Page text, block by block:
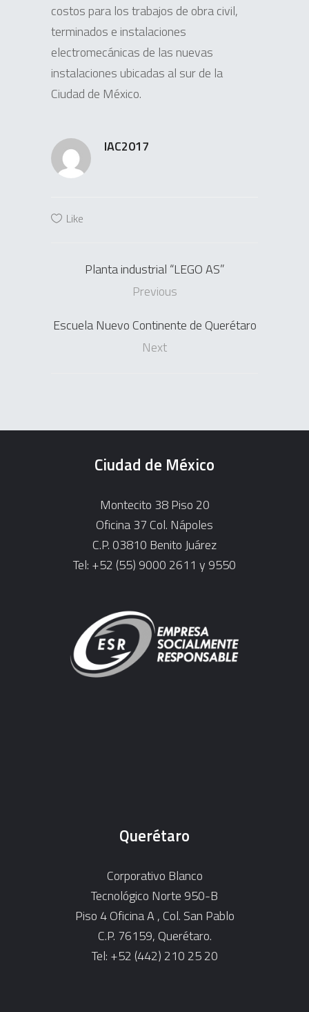
costos para los trabajos de obra civil,
terminados e instalaciones
electromecánicas de las nuevas
instalaciones ubicadas al sur de la
Ciudad de México.
IAC2017
Like
Planta industrial “LEGO AS”
Previous
Escuela Nuevo Continente de Querétaro
Next
Ciudad de México
Montecito 38 Piso 20
Oficina 37 Col. Nápoles
C.P. 03810 Benito Juárez
Tel: +52 (55) 9000 2611 y 9550
Querétaro
Corporativo Blanco
Tecnológico Norte 950-B
Piso 4 Oficina A , Col. San Pablo
C.P. 76159, Querétaro.
Tel: +52 (442) 210 25 20